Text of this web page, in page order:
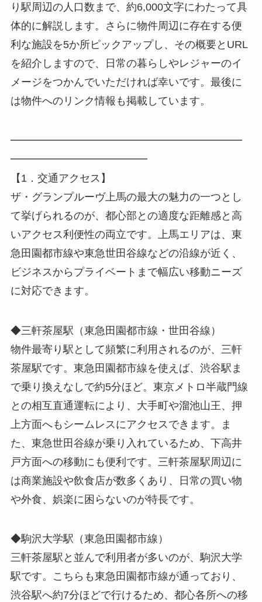
り駅周辺の人口数まで、約6,000文字にわたって具
体的に解説します。さらに物件周辺に存在する便
利な施設を5か所ピックアップし、その概要とURL
を紹介しますので、日常の暮らしやレジャーのイ
メージをつかんでいただければ幸いです。最後に
は物件へのリンク情報も掲載しています。
━━━━━━━━━━━━━━━━━━━━━━
━━━━━━━━━━━━━
【1．交通アクセス】
ザ・グランプルーヴ上馬の最大の魅力の一つとし
て挙げられるのが、都心部との適度な距離感と高
いアクセス利便性の両立です。上馬エリアは、東
急田園都市線や東急世田谷線などの沿線が近く、
ビジネスからプライベートまで幅広い移動ニーズ
に対応できます。
◆三軒茶屋駅（東急田園都市線・世田谷線）
物件最寄り駅として頻繁に利用されるのが、三軒
茶屋駅です。東急田園都市線を使えば、渋谷駅ま
で乗り換えなしで約5分ほど。東京メトロ半蔵門線
との相互直通運転により、大手町や溜池山王、押
上方面へもシームレスにアクセスできます。ま
た、東急世田谷線が乗り入れているため、下高井
戸方面への移動にも便利です。三軒茶屋駅周辺に
は商業施設や飲食店が数多くあり、日常の買い物
や外食、娯楽に困らないのが特長です。
◆駒沢大学駅（東急田園都市線）
三軒茶屋駅と並んで利用者が多いのが、駒沢大学
駅です。こちらも東急田園都市線が通っており、
渋谷駅へ約7分ほどで行けるため、都心各所への移